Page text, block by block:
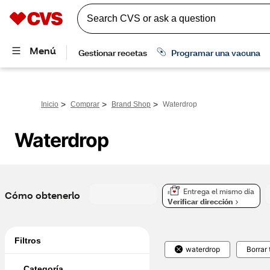
Inicio > Comprar > Brand Shop > Waterdrop
Waterdrop
Cómo obtenerlo
Entrega el mismo día
Verificar dirección
Filtros
waterdrop Borrar